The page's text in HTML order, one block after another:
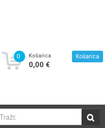
0 Košarica
0,00 €
Košarica